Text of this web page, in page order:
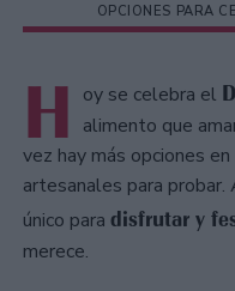
OPCIONES PARA
H oy se celebra el
alimento que
vez hay más opciones
artesanales para probar.
único para disfrutar y
merece.